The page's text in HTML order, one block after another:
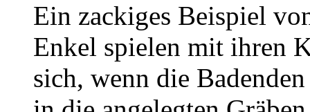
Ein zackiges Beispiel
Enkel spielen mit ihren
sich, wenn die